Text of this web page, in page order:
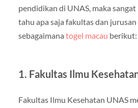
pendidikan di UNAS, maka
tahu apa saja fakultas dan jurusan
sebagaimana togel macau berikut:
1. Fakultas Ilmu
Fakultas Ilmu Kesehatan UNAS